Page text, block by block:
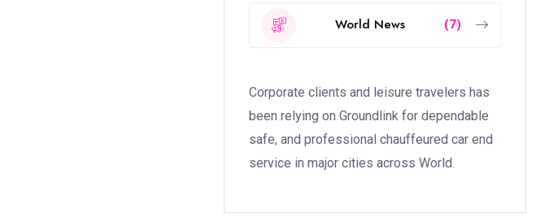
World News (7)
Corporate clients and leisure travelers has
been relying on Groundlink for dependable
safe, and professional chauffeured car end
service in major cities across World.